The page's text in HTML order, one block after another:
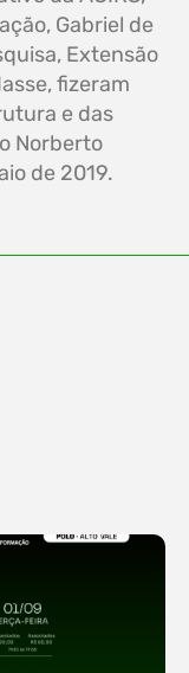
Gabriel de
Extensão
fizeram
e das
Norberto
de 2019.